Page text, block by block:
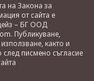
на Закона за
от сайта е
– БГ ООД
Публикуване,
както и
писмено съгласие